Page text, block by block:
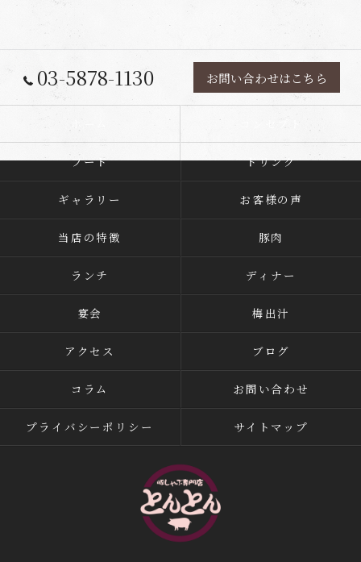
03-5878-1130 お問い合わせはこちら
コンセプト
フード ドリンク
ギャラリー お客様の声
当店の特徴 豚肉
ランチ ディナー
宴会 梅出汁
アクセス ブログ
コラム お問い合わせ
プライバシーポリシー サイトマップ